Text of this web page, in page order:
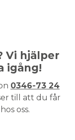
Vi hjälper
igång!
0346-73 24
till att du får
oss.